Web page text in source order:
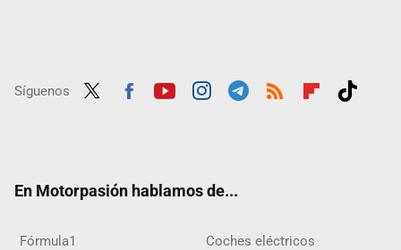
Síguenos
En Motorpasión hablamos de...
Fórmula1 Coches eléctricos